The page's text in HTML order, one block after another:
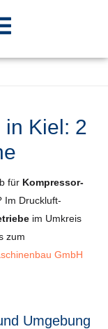
Kiel: 2
für Kompressor-
Im Druckluft-
im Umkreis
zum
GmbH
Umgebung